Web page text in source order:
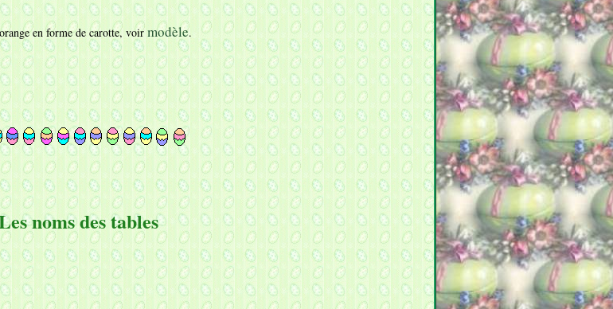
en forme de carotte, voirmodèle.
noms des tables